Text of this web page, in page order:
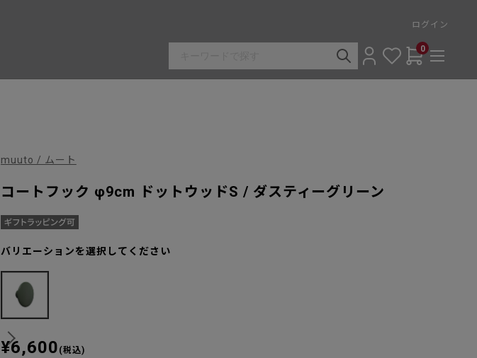
ログイン
0
muuto / ムート
コートフック φ9cm ドットウッドS / ダスティーグリーン
バリエーションを選択してください
¥6,600 (税込)